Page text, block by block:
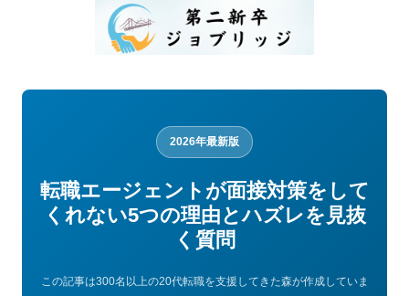
2026年最新版
転職エージェントが面接対策をして
くれない5つの理由とハズレを見抜
く質問
この記事は300名以上の20代転職を支援してきた森が作成していま